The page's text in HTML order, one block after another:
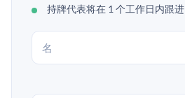
持牌代表将在 1 个工作日内跟进